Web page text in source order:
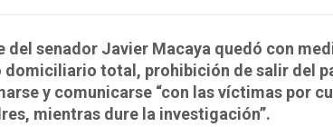
del senador Javier Macaya quedó con
domiciliario total, prohibición de salir del
y comunicarse “con las víctimas por
mientras dure la investigación”.